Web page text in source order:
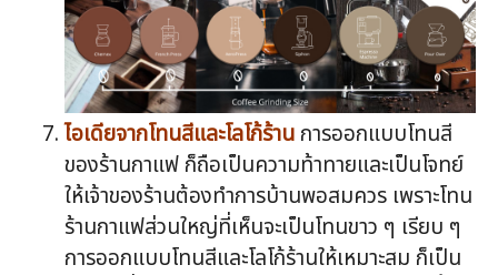
ไอเดียจากโทนสีและโลโก้ร้าน การออกแบบโทนสี
ของร้านกาแฟ ก็ถือเป็นความท้าทายและเป็นโจทย์
ให้เจ้าของร้านต้องทำการบ้านพอสมควร เพราะโทน
ร้านกาแฟส่วนใหญ่ที่เห็นจะเป็นโทนขาว ๆ เรียบ ๆ
การออกแบบโทนสีและโลโก้ร้านให้เหมาะสม ก็เป็น